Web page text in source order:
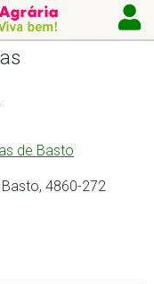
de Basto
4860-272